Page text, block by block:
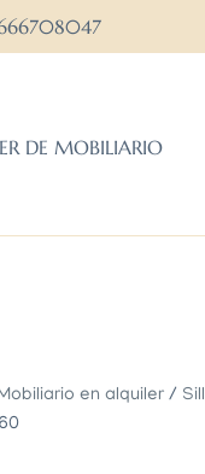
DE MOBILIARIO
en alquiler /